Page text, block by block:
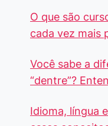
O que são
cada vez mais
Você sabe a
“dentre”?
Idioma, língua